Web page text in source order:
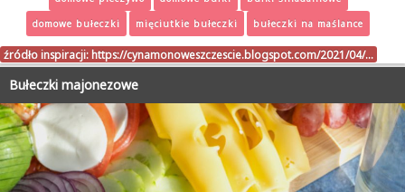
domowe bułeczki
mięciutkie bułeczki bułeczki na maślance
źródło inspiracji: https://cynamonoweszczescie.blogspot.com/2021/04/…
Bułeczki majonezowe